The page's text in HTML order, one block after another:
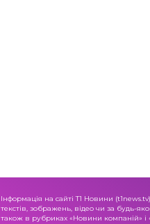
Інформація на сайті Т1 Новини
текстів, зображень, відео чи за будь-
також в рубриках «Новини компаній» і